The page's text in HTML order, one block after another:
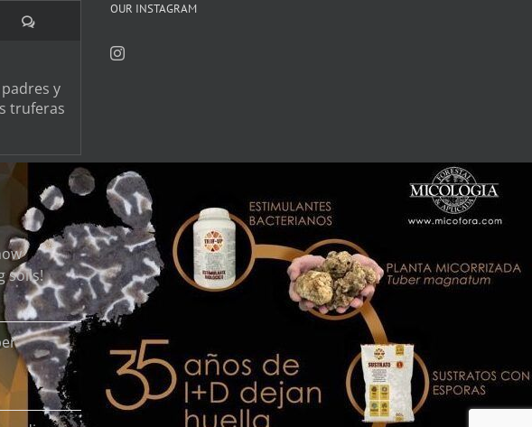
Comments
y
truferas
soils!
OUR INSTAGRAM